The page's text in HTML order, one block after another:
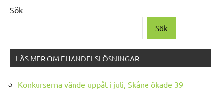
Sök
Sök
LÄS MER OM EHANDELSLÖSNINGAR
Konkurserna vände uppåt i juli, Skåne ökade 39